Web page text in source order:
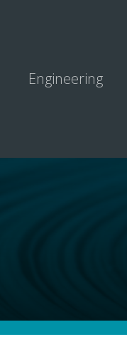
Engineering